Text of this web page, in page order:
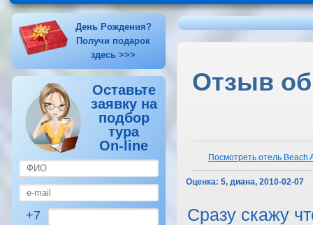
День Рождения?
Получи подарок
здесь >>>
Оставьте
заявку на
подбор
тура
On-line
+7
Отзыв об
Посмотреть отель Beach
Оценка: 5, диана, 2010-02-07
Сразу скажу